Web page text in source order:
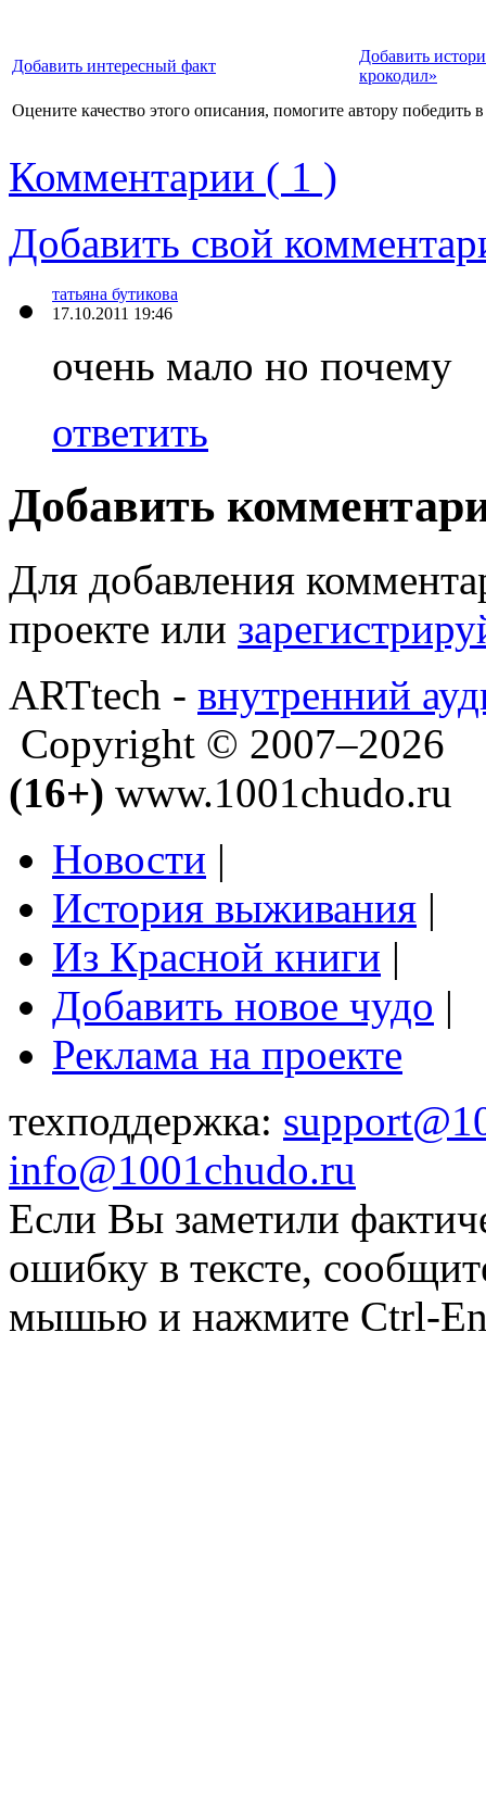
Добавить интересный факт
Добавить
крокодил»
Оцените качество этого описания, помогите автору победить
Комментарии ( 1 )
Добавить свой
татьяна бутикова
17.10.2011 19:46
очень мало но почему
ответить
Добавить
Для добавления
проекте или
ARTtech - внутренний
Copyright © 2007–2026
(16+) www.1001chudo.ru
Новости |
История выживания |
Из Красной книги |
Добавить новое чудо |
Реклама на проекте
техподдержка:
info@1001chudo.ru
Если Вы заметили
ошибку в тексте,
мышью и нажмите Ctrl-